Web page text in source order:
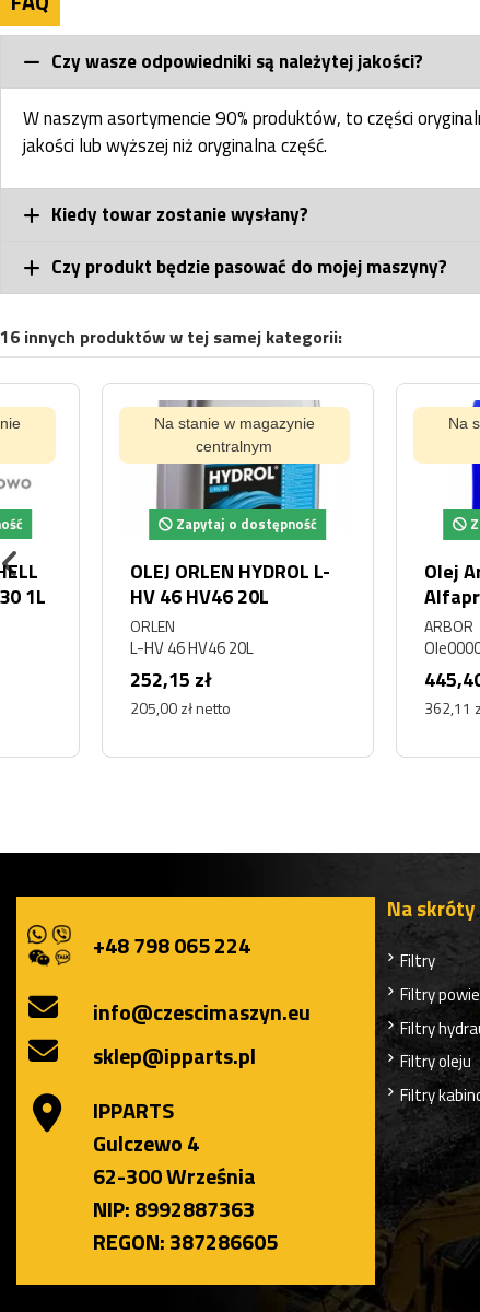
Czy wasze odpowiedniki są należytej jakości?
W naszym asortymencie 90% produktów, to części
jakości lub wyższej niż oryginalna część.
Kiedy towar zostanie wysłany?
Czy produkt będzie pasować do mojej maszyny?
16 innych produktów w tej samej kategorii:
Na stanie w magazynie
Zapytaj o dostępność
OLEJ ORLEN HYDROL L-
HV 46 HV46 20L
L-HV 46 HV46 20L
205,00 zł netto
Na stanie w
Zapytaj o
Olej Arbor
Alfaprime 20l
362,11 zł netto
+48 798 065 224
info@czescimaszyn.eu
sklep@ipparts.pl
IPPARTS
Gulczewo 4
62-300 Września
NIP: 8992887363
REGON: 387286605
Na skróty
Filtry
Filtry
Filtry
Filtry oleju
Filtry